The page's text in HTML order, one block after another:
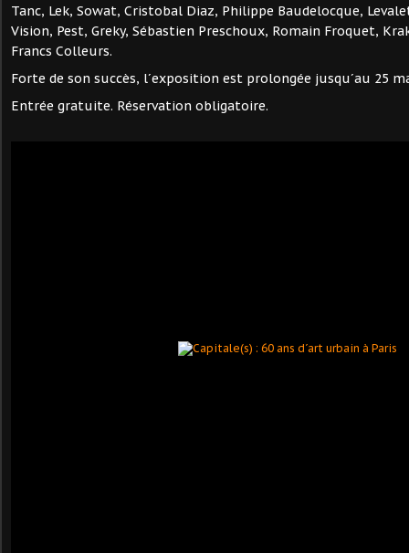
Tanc, Lek, Sowat, Cristobal Diaz, Philippe Baudelocque,
Vision, Pest, Greky, Sébastien Preschoux, Romain Froquet,
Francs Colleurs.
Forte de son succès, l´exposition est prolongée jusqu´au 25
Entrée gratuite. Réservation obligatoire.